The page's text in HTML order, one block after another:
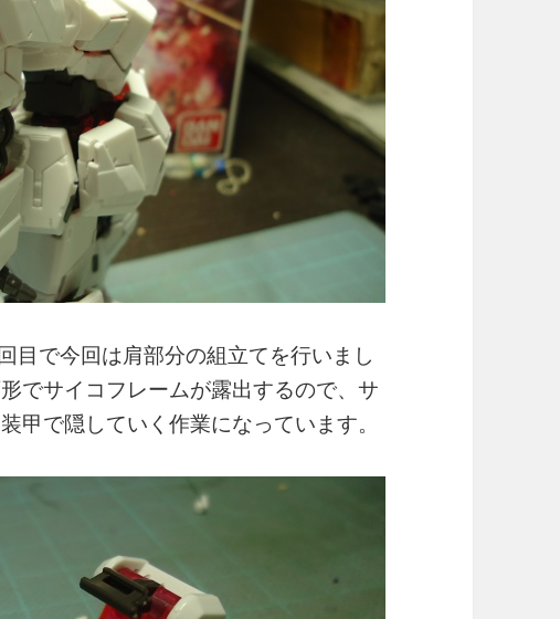
目で今回は肩部分の組立てを行いまし
でサイコフレームが露出するので、サ
甲で隠していく作業になっています。